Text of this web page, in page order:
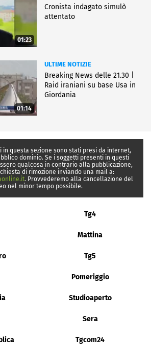
01:23
Cronista indagato simulò
attentato
01:14
ULTIME NOTIZIE
Breaking News delle 21.30 |
Raid iraniani su base Usa in
Giordania
in questa sezione sono stati presi da internet,
dominio. Se i soggetti presenti in questi
qualcosa in contrario alla pubblicazione,
di rimozione inviando una mail a:
. Provvederemo alla cancellazione del
nel minor tempo possibile.
Tg4
Mattina
Tg5
Pomeriggio
Studioaperto
Sera
Tgcom24